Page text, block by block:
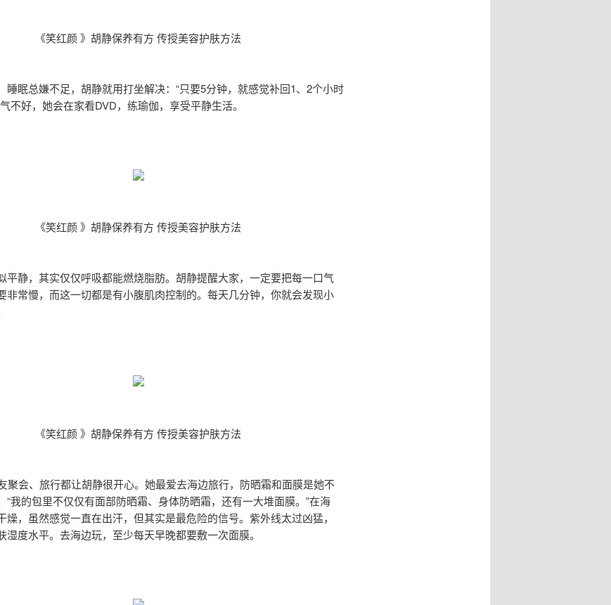
《笑红颜 》胡静保养有方 传授美容护肤方法
睡眠总嫌不足，胡静就用打坐解决：“只要5分钟，就感觉补回1、2个小时
不好，她会在家看DVD，练瑜伽，享受平静生活。
《笑红颜 》胡静保养有方 传授美容护肤方法
平静，其实仅仅呼吸都能燃烧脂肪。胡静提醒大家，一定要把每一口气
非常慢，而这一切都是有小腹肌肉控制的。每天几分钟，你就会发现小
《笑红颜 》胡静保养有方 传授美容护肤方法
聚会、旅行都让胡静很开心。她最爱去海边旅行，防晒霜和面膜是她不
“我的包里不仅仅有面部防晒霜、身体防晒霜，还有一大堆面膜。”在海
燥，虽然感觉一直在出汗，但其实是最危险的信号。紫外线太过凶猛，
湿度水平。去海边玩，至少每天早晚都要敷一次面膜。